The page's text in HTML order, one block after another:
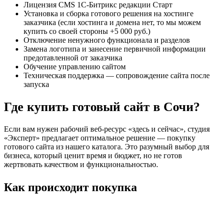
Лицензия CMS 1C-Битрикс редакции Старт
Установка и сборка готового решения на хостинге
заказчика (если хостинга и домена нет, то мы можем
купить со своей стороны +5 000 руб.)
Отключение ненужного функционала и разделов
Замена логотипа и занесение первичной информации
предотавленной от заказчика
Обучение управлению сайтом
Техническая поддержка — сопровождение сайта после
запуска
Где купить готовый сайт в Сочи?
Если вам нужен рабочий веб‑ресурс «здесь и сейчас», студия
«Эксперт» предлагает оптимальное решение — покупку
готового сайта из нашего каталога. Это разумный выбор для
бизнеса, который ценит время и бюджет, но не готов
жертвовать качеством и функциональностью.
Как происходит покупка